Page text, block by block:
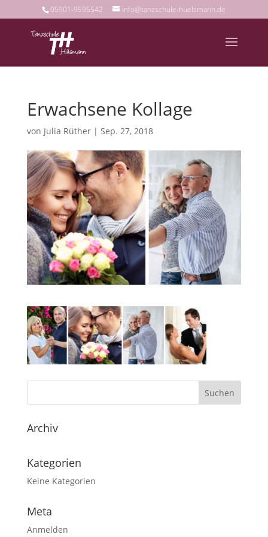
05901-9595542 info@tanzschule-huelsmann.de
Erwachsene Kollage
von Julia Rüther| Sep. 27, 2018
Archiv
Kategorien
Keine Kategorien
Meta
Anmelden